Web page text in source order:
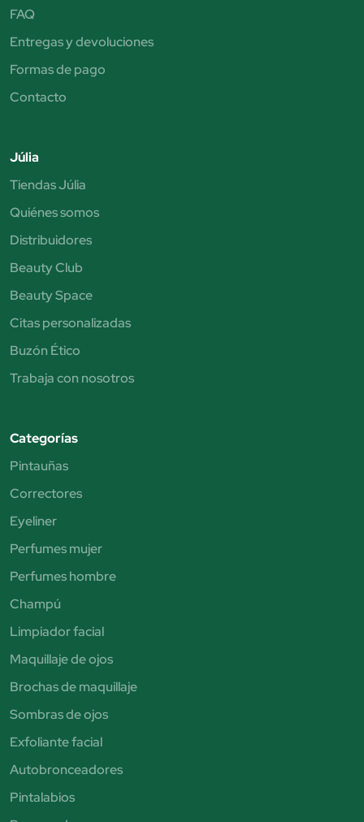
FAQ
Entregas y devoluciones
Formas de pago
Contacto
Júlia
Tiendas Júlia
Quiénes somos
Distribuidores
Beauty Club
Beauty Space
Citas personalizadas
Buzón Ético
Trabaja con nosotros
Categorías
Pintauñas
Correctores
Eyeliner
Perfumes mujer
Perfumes hombre
Champú
Limpiador facial
Maquillaje de ojos
Brochas de maquillaje
Sombras de ojos
Exfoliante facial
Autobronceadores
Pintalabios